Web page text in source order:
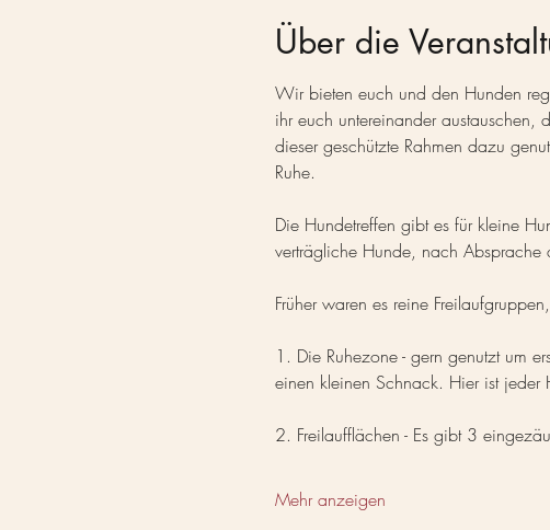
Über die
Wir bieten euch und den Hunden
ihr euch untereinander austauschen,
dieser geschützte Rahmen dazu
Ruhe.
Die Hundetreffen gibt es für kleine
verträgliche Hunde, nach
Früher waren es reine
1. Die Ruhezone - gern genutzt um
einen kleinen Schnack. Hier ist
2. Freilaufflächen - Es gibt 3
Mehr anzeigen